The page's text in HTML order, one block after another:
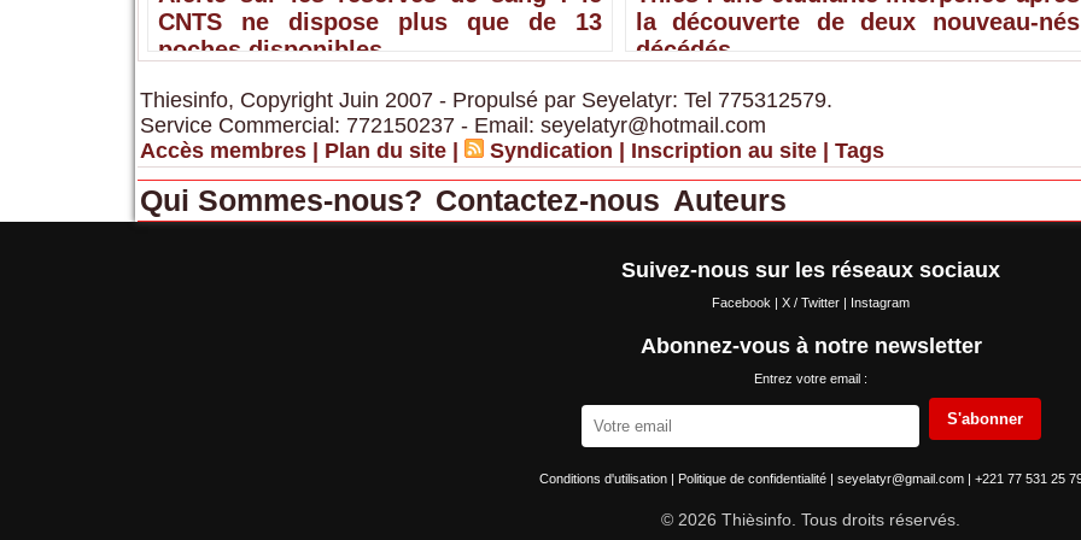
CNTS ne dispose plus que de 13
poches disponibles
la découverte de deux nouveau-nés
décédés
Thiesinfo, Copyright Juin 2007 - Propulsé par Seyelatyr: Tel 775312579.
Service Commercial: 772150237 - Email: seyelatyr@hotmail.com
Accès membres | Plan du site | Syndication | Inscription au site | Tags
Qui Sommes-nous? Contactez-nous Auteurs
Suivez-nous sur les réseaux sociaux
Facebook | X / Twitter | Instagram
Abonnez-vous à notre newsletter
Entrez votre email :
S'abonner
Conditions d'utilisation | Politique de confidentialité | seyelatyr@gmail.com | +221 77 531 25
© 2026 Thièsinfo. Tous droits réservés.